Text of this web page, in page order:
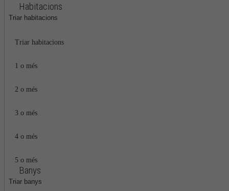
Habitacions
Triar habitacions
Triar habitacions
1 o més
2 o més
3 o més
4 o més
5 o més
Banys
Triar banys